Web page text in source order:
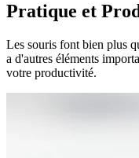
Pratique et
Les souris font bien plus
a d'autres éléments
votre productivité.